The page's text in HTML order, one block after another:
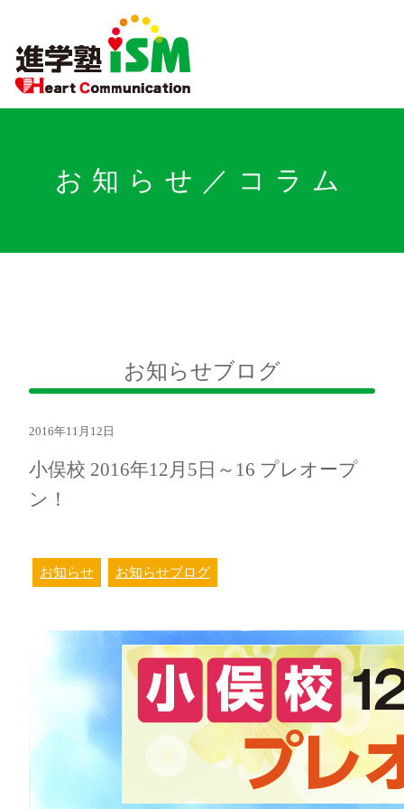
お知らせ／コラム
お知らせブログ
2016年11月12日
小俣校 2016年12月5日～16 プレオープ
ン！
お知らせ お知らせブログ